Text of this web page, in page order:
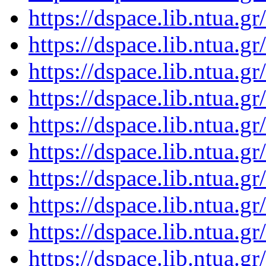
https://
https://
https://
https://
https://
https://
https://
https://
https://
https://